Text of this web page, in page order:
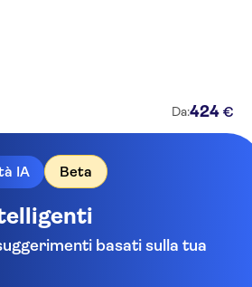
Da:424 €
IA Beta
basati sulla tua